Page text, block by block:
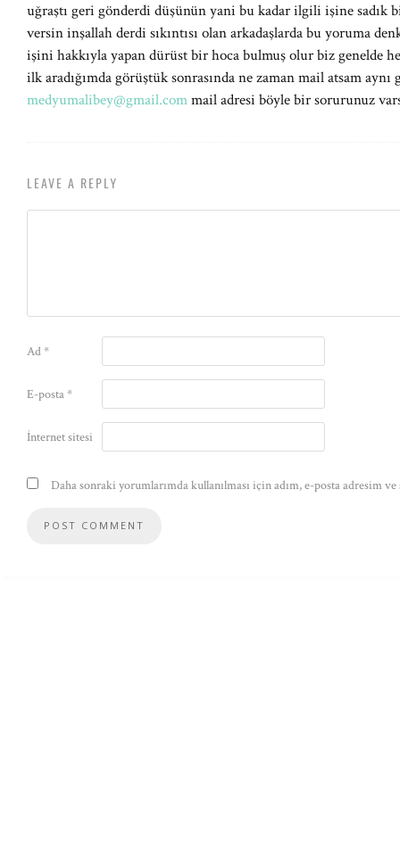
uğraştı geri gönderdi düşünün yani bu kadar ilgili işine sadık
versin inşallah derdi sıkıntısı olan arkadaşlarda bu yoruma
işini hakkıyla yapan dürüst bir hoca bulmuş olur biz genelde
ilk aradığımda görüştük sonrasında ne zaman mail atsam
medyumalibey@gmail.commail adresi böyle bir sorurunuz
LEAVE A REPLY
Ad*
E-posta*
İnternet sitesi
Daha sonraki yorumlarımda kullanılması için adım, e-posta adresim